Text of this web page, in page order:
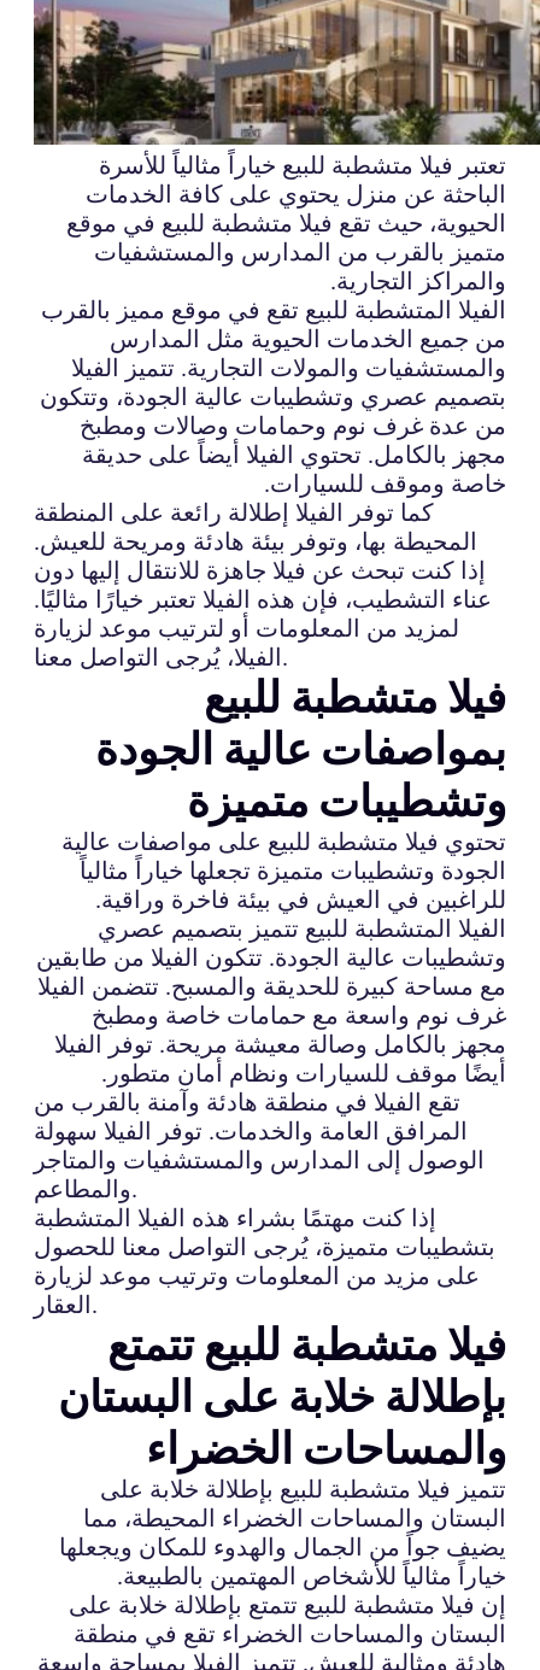
تعتبر فيلا متشطبة للبيع خياراً مثالياً للأسرة
الباحثة عن منزل يحتوي على كافة الخدمات
الحيوية، حيث تقع فيلا متشطبة للبيع في موقع
متميز بالقرب من المدارس والمستشفيات
والمراكز التجارية.
الفيلا المتشطبة للبيع تقع في موقع مميز بالقرب
من جميع الخدمات الحيوية مثل المدارس
والمستشفيات والمولات التجارية. تتميز الفيلا
بتصميم عصري وتشطيبات عالية الجودة، وتتكون
من عدة غرف نوم وحمامات وصالات ومطبخ
مجهز بالكامل. تحتوي الفيلا أيضاً على حديقة
خاصة وموقف للسيارات.
كما توفر الفيلا إطلالة رائعة على المنطقة
المحيطة بها، وتوفر بيئة هادئة ومريحة للعيش.
إذا كنت تبحث عن فيلا جاهزة للانتقال إليها دون
عناء التشطيب، فإن هذه الفيلا تعتبر خيارًا مثاليًا.
لمزيد من المعلومات أو لترتيب موعد لزيارة
الفيلا، يُرجى التواصل معنا.
فيلا متشطبة للبيع
بمواصفات عالية الجودة
وتشطيبات متميزة
تحتوي فيلا متشطبة للبيع على مواصفات عالية
الجودة وتشطيبات متميزة تجعلها خياراً مثالياً
للراغبين في العيش في بيئة فاخرة وراقية.
الفيلا المتشطبة للبيع تتميز بتصميم عصري
وتشطيبات عالية الجودة. تتكون الفيلا من طابقين
مع مساحة كبيرة للحديقة والمسبح. تتضمن الفيلا
غرف نوم واسعة مع حمامات خاصة ومطبخ
مجهز بالكامل وصالة معيشة مريحة. توفر الفيلا
أيضًا موقف للسيارات ونظام أمان متطور.
تقع الفيلا في منطقة هادئة وآمنة بالقرب من
المرافق العامة والخدمات. توفر الفيلا سهولة
الوصول إلى المدارس والمستشفيات والمتاجر
والمطاعم.
إذا كنت مهتمًا بشراء هذه الفيلا المتشطبة
بتشطيبات متميزة، يُرجى التواصل معنا للحصول
على مزيد من المعلومات وترتيب موعد لزيارة
العقار.
فيلا متشطبة للبيع تتمتع
بإطلالة خلابة على البستان
والمساحات الخضراء
تتميز فيلا متشطبة للبيع بإطلالة خلابة على
البستان والمساحات الخضراء المحيطة، مما
يضيف جواً من الجمال والهدوء للمكان ويجعلها
خياراً مثالياً للأشخاص المهتمين بالطبيعة.
إن فيلا متشطبة للبيع تتمتع بإطلالة خلابة على
البستان والمساحات الخضراء تقع في منطقة
هادئة ومثالية للعيش. تتميز الفيلا بمساحة واسعة